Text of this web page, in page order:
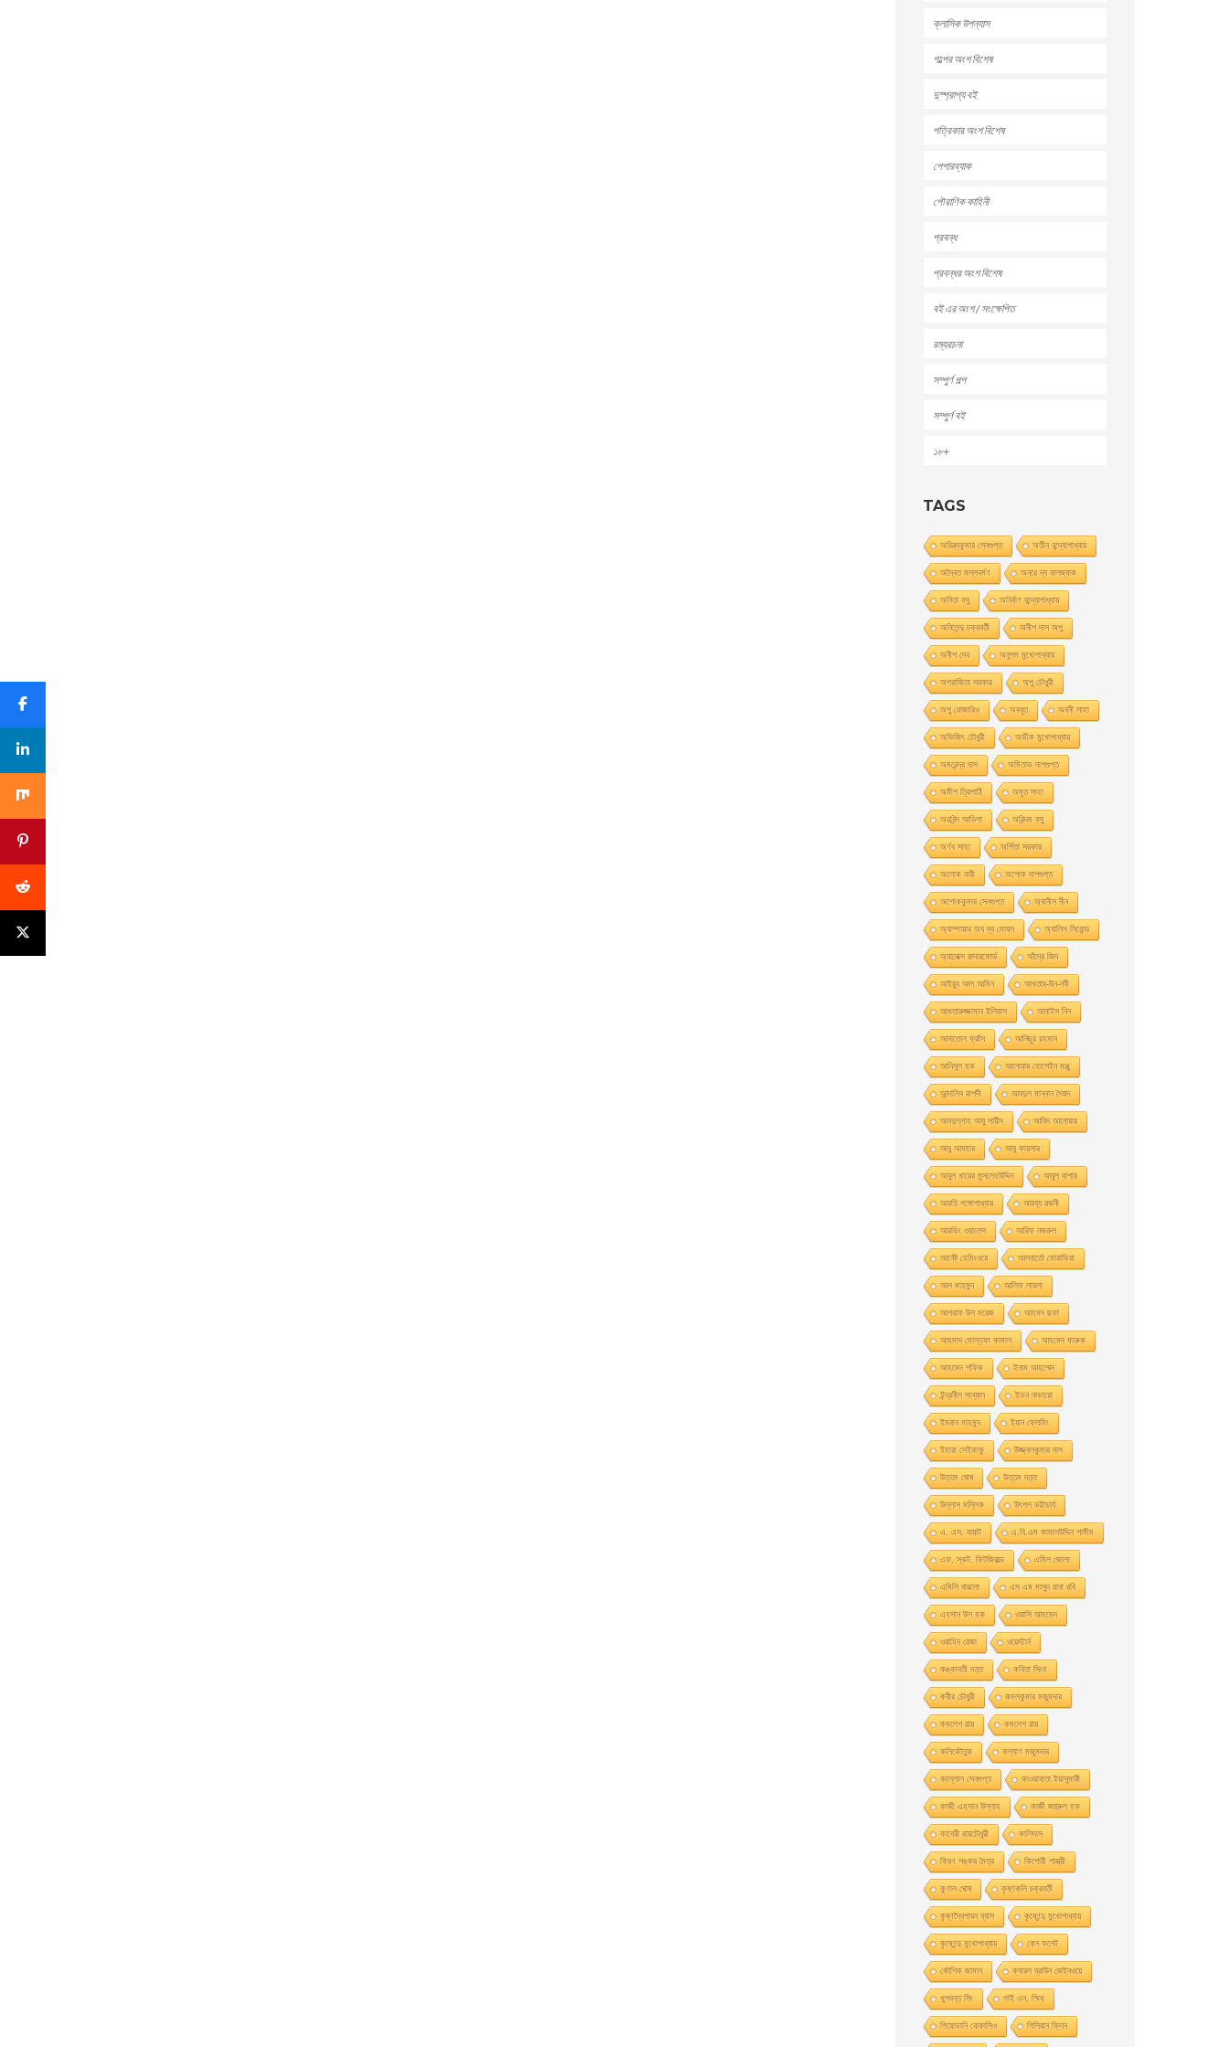
ক্লাসিক উপন্যাস
গল্পের অংশ বিশেষ
দুস্প্রাপ্য বই
পত্রিকার অংশ বিশেষ
পেপারব্যাক
পৌরাণিক কাহিনী
প্রবন্ধ
প্রবন্ধর অংশ বিশেষ
বই এর অংশ / সংক্ষেপিত
রম্যরচনা
সম্পুর্ণ গল্প
সম্পুর্ণ বই
১৮+
TAGS
অচিন্ত্যকুমার সেনগুপ্ত অতীন বন্দ্যোপাধ্যায়
অদ্বৈত মল্লবর্মণ অনরে দ্য বালজ্যাক
অনিতা বসু অনির্বাণ বন্দ্যোপাধ্যায়
অনিলেন্দু চক্রবর্তী অনীশ দাস অপু
অনীশ দেব অনুপম মুখোপাধ্যায়
অপরাজিতা সরকার অপু চৌধুরী
অপু রােজারিও অবধূত অবনী সাহা
অভিজিৎ চৌধুরী অভীক মুখোপাধ্যায়
অমরেন্দ্র দাস অমিতাভ দাশগুপ্ত
অমীশ ত্রিপাঠি অমৃত সাহা
অরবিন্দ আডিগা অরিন্দম বসু
অর্ণব সাহা অর্পিতা সরকার
অলোক বারী অশােক দাশগুপ্ত
অশোককুমার সেনগুপ্ত অ্যানীস নীন
অ্যাম্পায়ার অব দ্য মােঘল অ্যালিস সিবােন্ড
অ্যালেক্স রাদারফোর্ড আঁদ্রে জিদ
আইয়ুব আল আমিন আখতার-উন-নবী
আখতারুজ্জামান ইলিয়াস আনাইস নিন
আনাতােল ফ্রাঁস আনিছুর রহমান
আনিসুল হক আনোয়ার হোসেইন মঞ্জু
আন্দালিব রাশদী আবদুল মান্নান সৈয়দ
আবদুল্লাহ আবু সায়ীদ আবিদ আনোয়ার
আবু আযহার আবু কায়সার
আবুল খায়ের মুসলেহউদ্দিন আবুল বাশার
আরতি গঙ্গোপাধ্যায় আরব্য রজনী
আরভিং ওয়ালেস আরিফ নজরুল
আর্নেষ্ট হেমিংওয়ে আলবার্তো মােরাভিয়া
আল মাহমুদ আলিফ লায়লা
আশরাফ উল ময়েজ আহমদ ছফা
আহমাদ মোস্তফা কামাল আহমেদ ফারুক
আহমেদ শফিক ইনাম আহম্মেদ
ইন্দ্রনীল সান্যাল ইভন নাভারাে
ইমরান মাহমুদ ইয়ান ফ্লেমিং
ইহারা সেইকাকু উজ্জ্বলকুমার দাস
উত্তম ঘােষ উত্তম দত্ত
উল্লাস মল্লিক উৎপল ভট্টাচার্য
এ. এস. বায়াট এ.বি.এম কামালউদ্দিন শামীম
এফ. স্কট. ফিটজিরাল্ড এমিল জোলা
এমিলি বারলো এস এম মাসুদ রানা রবি
এহসান উল হক ওয়াসি আহমেদ
ওয়াহিদ রেজা ওয়েস্টার্ন
কঙ্কাবতী দত্ত কবিতা সিংহ
কবীর চৌধুরী কমলকুমার মজুমদার
কমলেশ রায় কমলেশ রায়
কলিকৌতুক কল্যাণ মজুমদার
কল্লোল সেনগুপ্ত কাওয়াবাতা ইয়াসুমারী
কাজী এহসান উল্লাহ কাজী জহুরুল হক
কাবেরী রায়চৌধুরী কালিদাস
কিরণ শঙ্কর মৈত্র কিশোরী শাস্ত্রী
কুণাল ঘোষ কৃষ্ণকলি চক্রবর্তী
কৃষ্ণদ্বৈপায়ন ব্যাস কৃষ্ণেন্দু মুখােপাধ্যায়
কৃষ্ণেন্দু মুখোপাধ্যায় কেন ফলেট
কৌশিক জামান ক্যারল ব্রাউন জেইনওয়ে
খুশবন্ত সিং গাই এন. স্মিথ
গিয়ােভানি বােকাসিও গিলিয়ান ফ্লিন